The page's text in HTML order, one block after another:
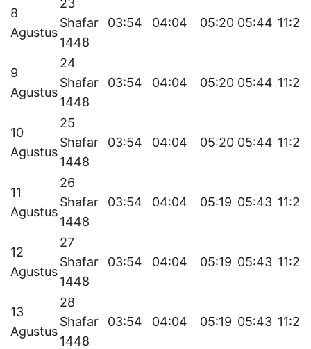
8
Agustus
23
Shafar
1448
03:54 04:04 05:20 05:44 11:28
9
Agustus
24
Shafar
1448
03:54 04:04 05:20 05:44 11:28
10
Agustus
25
Shafar
1448
03:54 04:04 05:20 05:44 11:28
11
Agustus
26
Shafar
1448
03:54 04:04 05:19 05:43 11:28
12
Agustus
27
Shafar
1448
03:54 04:04 05:19 05:43 11:28
13
Agustus
28
Shafar
1448
03:54 04:04 05:19 05:43 11:28